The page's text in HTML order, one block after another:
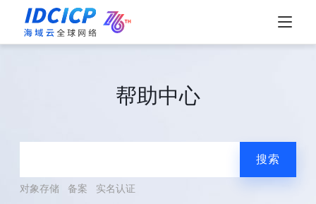
帮助中心
搜索
对象存储 备案 实名认证